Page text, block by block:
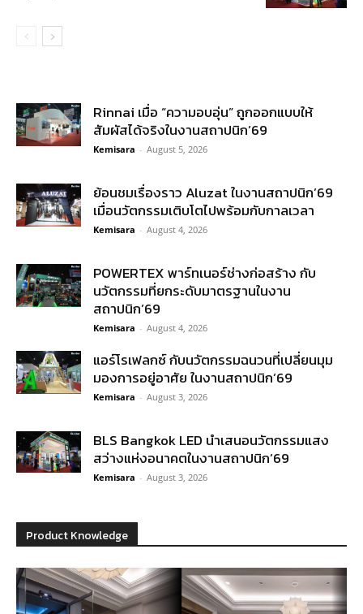
Rinnai เมื่อ “ความอบอุ่น” ถูกออกแบบให้
สัมผัสได้จริงในงานสถาปนิก’69
Kemisara - August 5, 2026
ย้อนชมเรื่องราว Aluzat ในงานสถาปนิก’69
เมื่อนวัตกรรมเติบโตไปพร้อมกับกาลเวลา
Kemisara - August 4, 2026
POWERTEX พาร์ทเนอร์ช่างก่อสร้าง กับ
นวัตกรรมที่ยกระดับมาตรฐานในงาน
สถาปนิก’69
Kemisara - August 4, 2026
แอร์โรเฟลกซ์ กับนวัตกรรมฉนวนที่เปลี่ยนมุม
มองการอยู่อาศัย ในงานสถาปนิก’69
Kemisara - August 3, 2026
BLS Bangkok LED นำเสนอนวัตกรรมแสง
สว่างแห่งอนาคตในงานสถาปนิก’69
Kemisara - August 3, 2026
Product Knowledge